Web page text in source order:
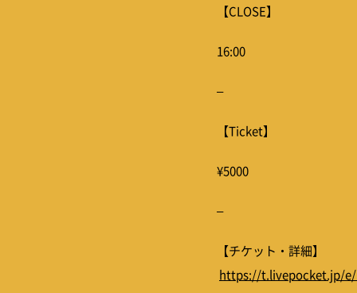
【CLOSE】
16:00
–
【Ticket】
¥5000
–
【チケット・詳細】
https://t.livepocket.jp/